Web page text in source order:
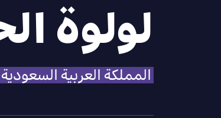
لولوة
المملكة العربية السعودية